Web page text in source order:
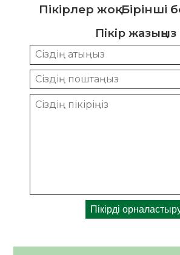
Пікірлер жоқ. Бірінші
Пікір жазыңыз